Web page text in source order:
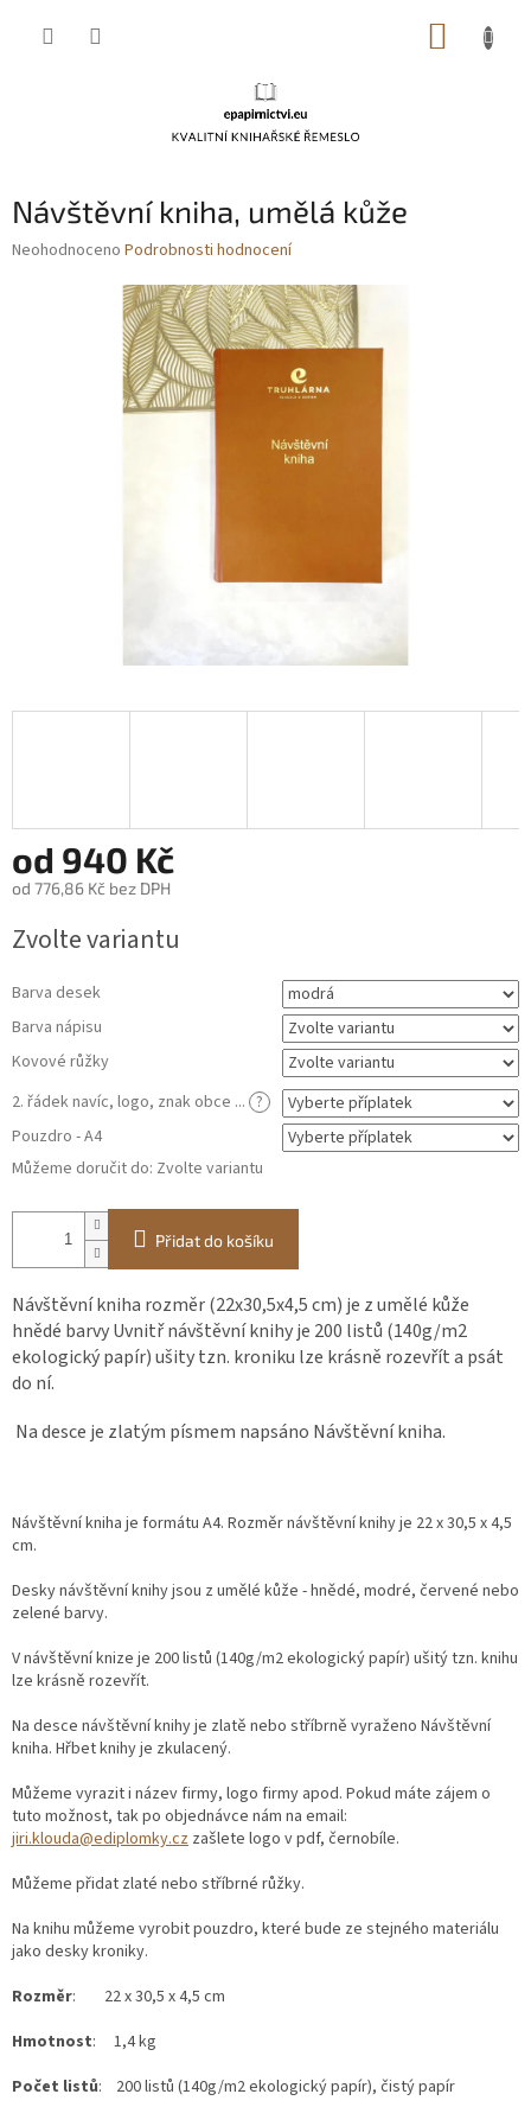
Návštěvní kniha, umělá kůže
Průměrné
Neohodnoceno Podrobnosti hodnocení
od 940 Kč
od 776,86 Kč bez DPH
cena:
Zvolte variantu
Barva desek
Barva nápisu
Kovové růžky
2. řádek navíc, logo, znak obce ... ?
Pouzdro - A4
Můžeme doručit do: Zvolte variantu
Přidat do košíku
Návštěvní kniha rozměr (22x30,5x4,5 cm) je z umělé kůže
hnědé barvy Uvnitř návštěvní knihy je 200 listů (140g/m2
ekologický papír) ušity tzn. kroniku lze krásně rozevřít a psát
do ní.
Na desce je zlatým písmem napsáno Návštěvní kniha.
Návštěvní kniha je formátu A4. Rozměr návštěvní knihy je 22 x 30,5 x 4,5
cm.
Desky návštěvní knihy jsou z umělé kůže - hnědé, modré, červené nebo
zelené barvy.
V návštěvní knize je 200 listů (140g/m2 ekologický papír) ušitý tzn. knihu
lze krásně rozevřít.
Na desce návštěvní knihy je zlatě nebo stříbrně vyraženo Návštěvní
kniha. Hřbet knihy je zkulacený.
Můžeme vyrazit i název firmy, logo firmy apod. Pokud máte zájem o
tuto možnost, tak po objednávce nám na email:
jiri.klouda@ediplomky.cz zašlete logo v pdf, černobíle.
Můžeme přidat zlaté nebo stříbrné růžky.
Na knihu můžeme vyrobit pouzdro, které bude ze stejného materiálu
jako desky kroniky.
Rozměr: 22 x 30,5 x 4,5 cm
Hmotnost: 1,4 kg
Počet listů: 200 listů (140g/m2 ekologický papír), čistý papír